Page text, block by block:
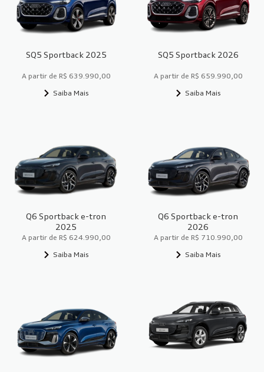
SQ5 Sportback 2025
A partir de R$ 639.990,00
Saiba Mais
SQ5 Sportback 2026
A partir de R$ 659.990,00
Saiba Mais
Q6 Sportback e-tron
2025
A partir de R$ 624.990,00
Saiba Mais
Q6 Sportback e-tron
2026
A partir de R$ 710.990,00
Saiba Mais